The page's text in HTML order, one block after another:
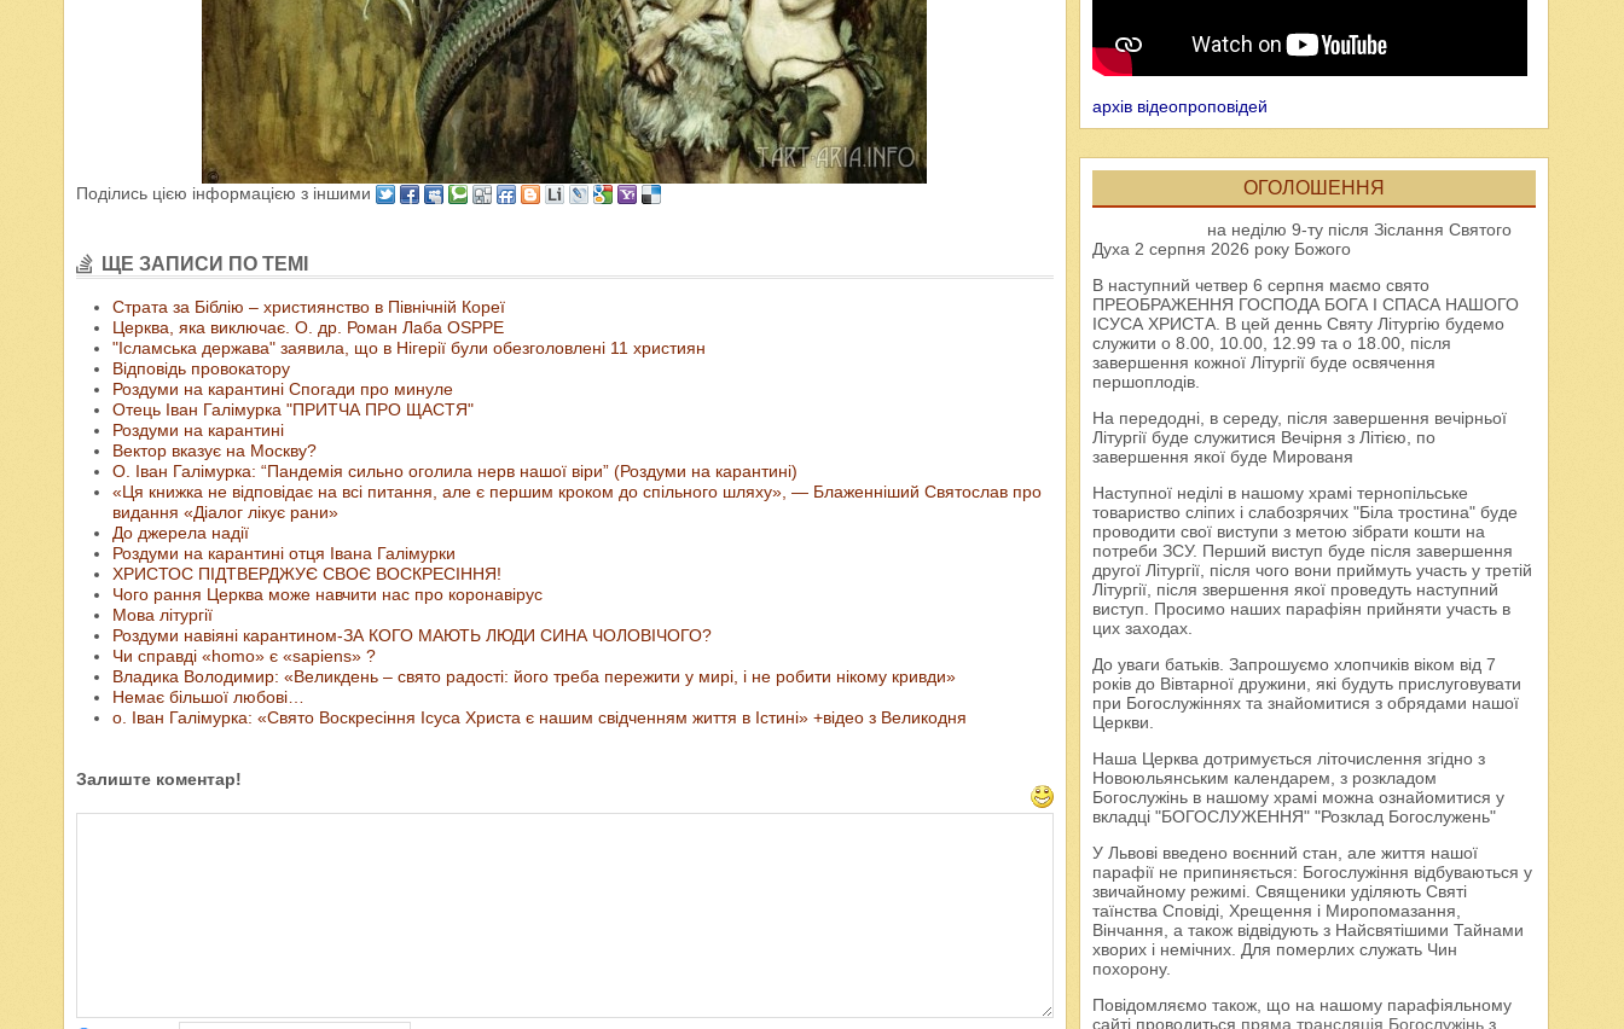
Поділись цією інформацією з іншими
ЩЕ ЗАПИСИ ПО ТЕМІ
Страта за Біблію – християнство в Північній Кореї
Церква, яка виключає. О. др. Роман Лаба OSPPE
"Ісламська держава" заявила, що в Нігерії були обезголовлені 11 християн
Відповідь провокатору
Роздуми на карантині Спогади про минуле
Отець Іван Галімурка "ПРИТЧА ПРО ЩАСТЯ"
Роздуми на карантині
Вектор вказує на Москву?
О. Іван Галімурка: “Пандемія сильно оголила нерв нашої віри” (Роздуми на карантині)
«Ця книжка не відповідає на всі питання, але є першим кроком до спільного шляху», — Блаженніший Святослав про
видання «Діалог лікує рани»
До джерела надії
Роздуми на карантині отця Івана Галімурки
ХРИСТОС ПІДТВЕРДЖУЄ СВОЄ ВОСКРЕСІННЯ!
Чого рання Церква може навчити нас про коронавірус
Мова літургії
Роздуми навіяні карантином-ЗА КОГО МАЮТЬ ЛЮДИ СИНА ЧОЛОВІЧОГО?
Чи справді «homo» є «sapiens» ?
Владика Володимир: «Великдень – свято радості: його треба пережити у мирі, і не робити нікому кривди»
Немає більшої любові…
о. Іван Галімурка: «Свято Воскресіння Ісуса Христа є нашим свідченням життя в Істині» +відео з Великодня
Залиште коментар!
архів відеопроповідей
ОГОЛОШЕННЯ
на неділю 9-ту після Зіслання Святого
Духа 2 серпня 2026 року Божого
В наступний четвер 6 серпня маємо свято
ПРЕОБРАЖЕННЯ ГОСПОДА БОГА І СПАСА НАШОГО
ІСУСА ХРИСТА. В цей деннь Святу Літургію будемо
служити о 8.00, 10.00, 12.99 та о 18.00, після
завершення кожної Літургії буде освячення
першоплодів.
На передодні, в середу, після завершення вечірньої
Літургії буде служитися Вечірня з Літією, по
завершення якої буде Мированя
Наступної неділі в нашому храмі тернопільське
товариство сліпих і слабозрячих "Біла тростина" буде
проводити свої виступи з метою зібрати кошти на
потреби ЗСУ. Перший виступ буде після завершення
другої Літургії, після чого вони приймуть участь у третій
Літургії, після звершення якої проведуть наступний
виступ. Просимо наших парафіян прийняти участь в
цих заходах.
До уваги батьків. Запрошуємо хлопчиків віком від 7
років до Вівтарної дружини, які будуть прислуговувати
при Богослужіннях та знайомитися з обрядами нашої
Церкви.
Наша Церква дотримується літочислення згідно з
Новоюльянським календарем, з розкладом
Богослужінь в нашому храмі можна ознайомитися у
вкладці "БОГОСЛУЖЕННЯ" "Розклад Богослужень"
У Львові введено воєнний стан, але життя нашої
парафії не припиняється: Богослужіння відбуваються у
звичайному режимі. Священики уділяють Святі
таїнства Сповіді, Хрещення і Миропомазання,
Вінчання, а також відвідують з Найсвятішими Тайнами
хворих і немічних. Для померлих служать Чин
похорону.
Повідомляємо також, що на нашому парафіяльному
сайті проводиться пряма трансляція Богослужіньз